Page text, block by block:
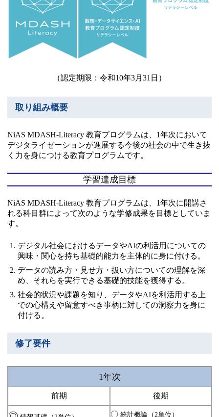
（認定期限：令和10年3月31日）
取り組み概要
NiAS MDASH-Literacy 教育プログラムは、1年次において
デジタライゼーションが進展する今後の社会の中で生き抜
く力を身につける教育プログラムです。
学習達成目標
NiAS MDASH-Literacy 教育プログラムは、1年次に開講さ
れる科目群によって次のような学修成果を目標としていま
す。
デジタル社会におけるデータやAIの利活用についての
興味・関心を持ち基礎的能力を主体的に身に付ける。
データの読み方・見せ方・扱い方についての理解を深
め、それらを実行できる基礎的技能を獲得する。
社会的状況や課題を知り、データやAIを利活用する上
での心構えや留意すべき事柄に対しての洞察力を身に
付ける。
修了要件
1年次
前期 後期
〇 統計概論（2単位）